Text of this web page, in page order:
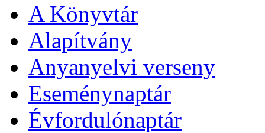
A Könyvtár
Alapítvány
Anyanyelvi verseny
Eseménynaptár
Évfordulónaptár